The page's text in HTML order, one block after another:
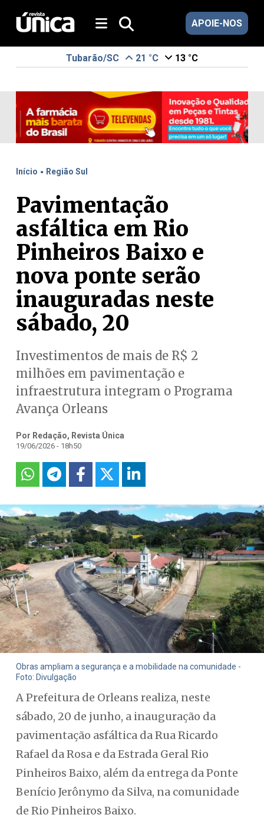
APOIE-NOS
Tubarão/SC 21 °C 13 °C
Início . Região Sul
Pavimentação
asfáltica em Rio
Pinheiros Baixo e
nova ponte serão
inauguradas neste
sábado, 20
Investimentos de mais de R$ 2
milhões em pavimentação e
infraestrutura integram o Programa
Avança Orleans
Por Redação, Revista Única
19/06/2026 - 18h50
Obras ampliam a segurança e a mobilidade na comunidade -
Foto: Divulgação
A Prefeitura de Orleans realiza, neste
sábado, 20 de junho, a inauguração da
pavimentação asfáltica da Rua Ricardo
Rafael da Rosa e da Estrada Geral Rio
Pinheiros Baixo, além da entrega da Ponte
Benício Jerônymo da Silva, na comunidade
de Rio Pinheiros Baixo.